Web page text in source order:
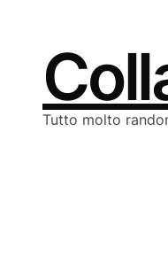
Tutto molto